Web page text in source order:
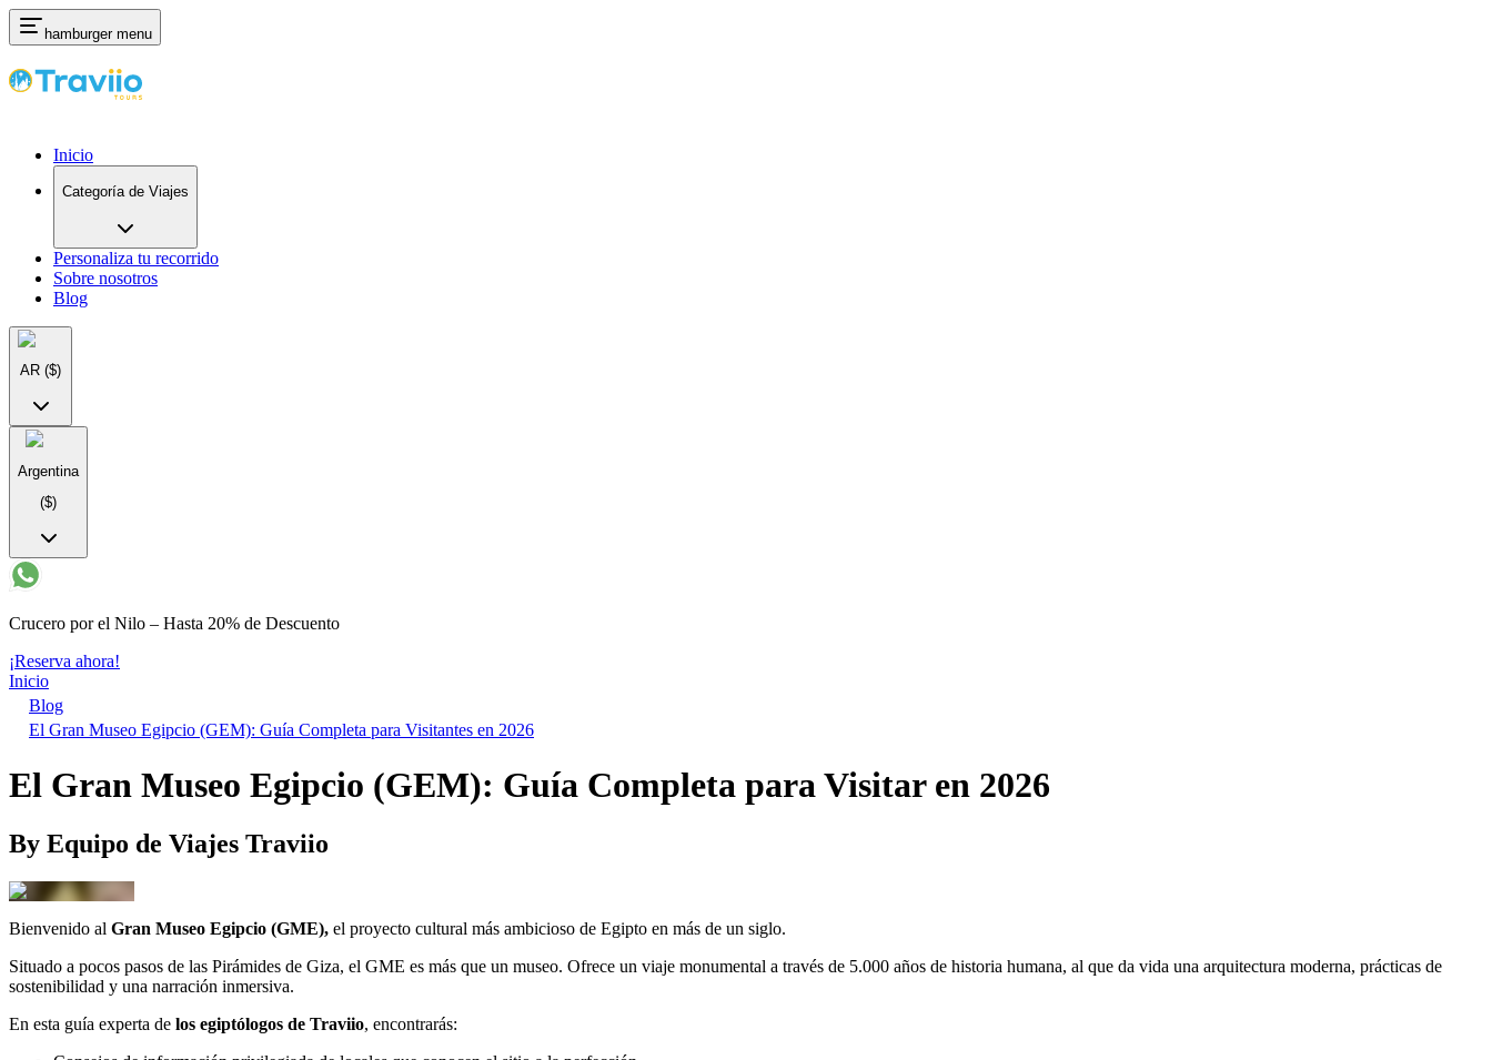
hamburger menu
Inicio
Categoría de Viajes
Personaliza tu recorrido
Sobre nosotros
Blog
AR ($)
Argentina
($)
Crucero por el Nilo – Hasta 20% de Descuento
¡Reserva ahora!
Inicio
Blog
El Gran Museo Egipcio (GEM): Guía Completa para Visitantes en 2026
El Gran Museo Egipcio (GEM): Guía Completa para Visitar en 2026
By Equipo de Viajes Traviio
Bienvenido al Gran Museo Egipcio (GME), el proyecto cultural más ambicioso de Egipto en más de un siglo.
Situado a pocos pasos de las Pirámides de Giza, el GME es más que un museo. Ofrece un viaje monumental a través de 5.000 años de historia humana, al que da vida una arquitectura moderna, prácticas de
sostenibilidad y una narración inmersiva.
En esta guía experta de los egiptólogos de Traviio, encontrarás: